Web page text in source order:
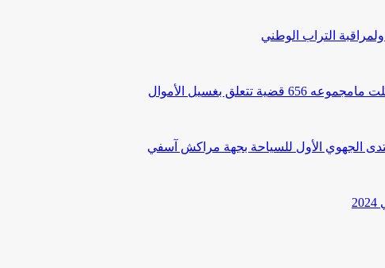
التراب الوطني
الجهوي الأول للسياحة بجهة مراكش آسفي